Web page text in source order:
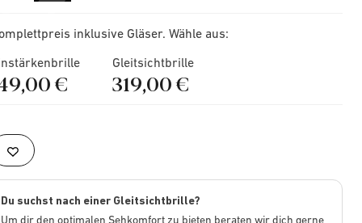
selected
inklusive Gläser. Wähle aus:
€
Gleitsichtbrille
319,00 €
Du suchst nach einer Gleitsichtbrille?
Um dir den optimalen Sehkomfort zu bieten beraten wir dich gerne